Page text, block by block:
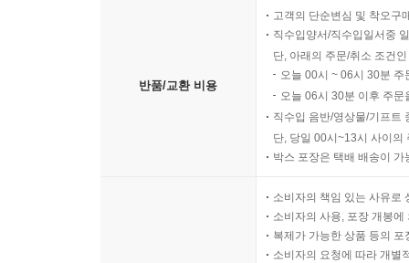
울타리가 되어주는 고전 | 사고력과 상상력을 키
03 고전을 읽으면 달라지는 것들
성적이 오른다 | 생각이 깊어진다 | 인성이 좋아진
고전 읽기의 원칙, 4T | 반복해서 읽어야 한다 | 조
반품/교환 비용
고객의 단순변심 및 착오구
직수입양서/직수입일서중
단, 아래의 주문/취소 조건
오늘 00시 ~ 06시 30분
오늘 06시 30분 이후 주
직수입 음반/영상물/기프트
단, 당일 00시~13시 사이의
박스 포장은 택배 배송이
소비자의 책임 있는 사유로
소비자의 사용, 포장 개봉
복제가 가능한 상품 등의
소비자의 요청에 따라 개별